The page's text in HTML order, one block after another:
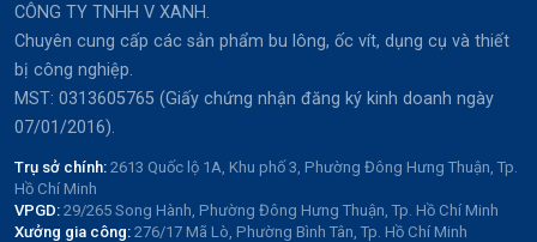
CÔNG TY TNHH V XANH.
Chuyên cung cấp các sản phẩm bu lông, ốc vít, dụng cụ và thiết
bị công nghiệp.
MST: 0313605765 (Giấy chứng nhận đăng ký kinh doanh ngày
07/01/2016).
Trụ sở chính: 2613 Quốc lộ 1A, Khu phố 3, Phường Đông Hưng Thuận, Tp.
Hồ Chí Minh
VPGD: 29/265 Song Hành, Phường Đông Hưng Thuận, Tp. Hồ Chí Minh
Xưởng gia công: 276/17 Mã Lò, Phường Bình Tân, Tp. Hồ Chí Minh